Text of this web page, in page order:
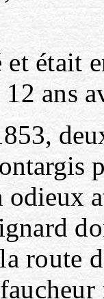
était
ans
odieux
route